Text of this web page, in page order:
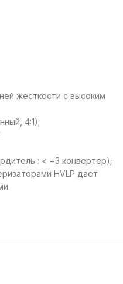
жесткости с высоким
4:1);
: < =3 конвертер);
HVLP дает